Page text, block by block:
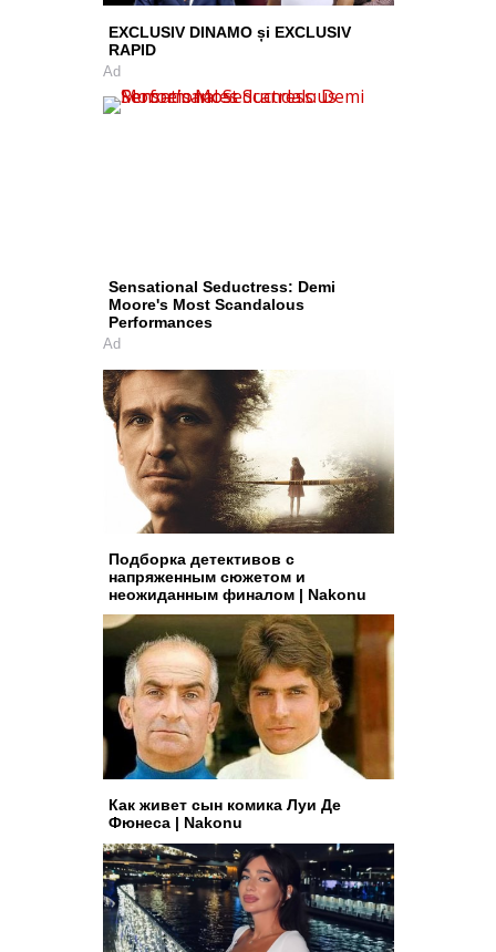
EXCLUSIV DINAMO și EXCLUSIV
RAPID
Ad
Sensational Seductress: Demi
Moore's Most Scandalous
Performances
Ad
Подборка детективов с
напряженным сюжетом и
неожиданным финалом | Nakonu
Как живет сын комика Луи Де
Фюнеса | Nakonu